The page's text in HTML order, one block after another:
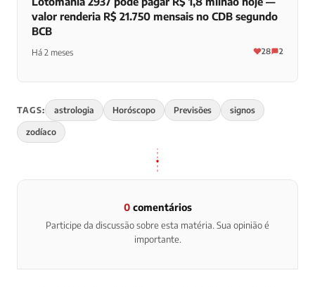
valor renderia R$ 21.750 mensais no CDB segundo
BCB
Há 2 meses 28 2
TAGS: astrologia Horóscopo Previsões signos
zodíaco
0comentários
Participe da discussão sobre esta matéria. Sua opinião é
importante.